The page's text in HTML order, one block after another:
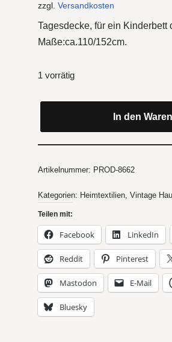
zzgl.Versandkosten
Tagesdecke, für ein Kinderbett
Maße:ca.110/152cm.
1 vorrätig
In den
Artikelnummer: PROD-8662
Kategorien: Heimtextilien,Vintage
Teilen mit:
Facebook LinkedIn
Reddit Pinterest
Mastodon E-Mail
Bluesky